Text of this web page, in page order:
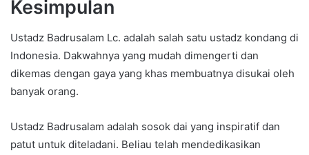
Kesimpulan
Ustadz Badrusalam Lc. adalah salah satu ustadz kondang di
Indonesia. Dakwahnya yang mudah dimengerti dan
dikemas dengan gaya yang khas membuatnya disukai oleh
banyak orang.
Ustadz Badrusalam adalah sosok dai yang inspiratif dan
patut untuk diteladani. Beliau telah mendedikasikan